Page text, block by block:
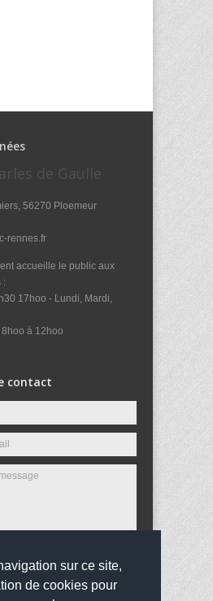
sur ce site,
de cookies pour
de Gaulle
56270 Ploemeur
rennes.fr
accueille le public aux
:
17hoo - Lundi, Mardi,
à 12hoo
contact